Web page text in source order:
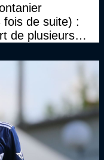
fois de suite) :
de plusieurs